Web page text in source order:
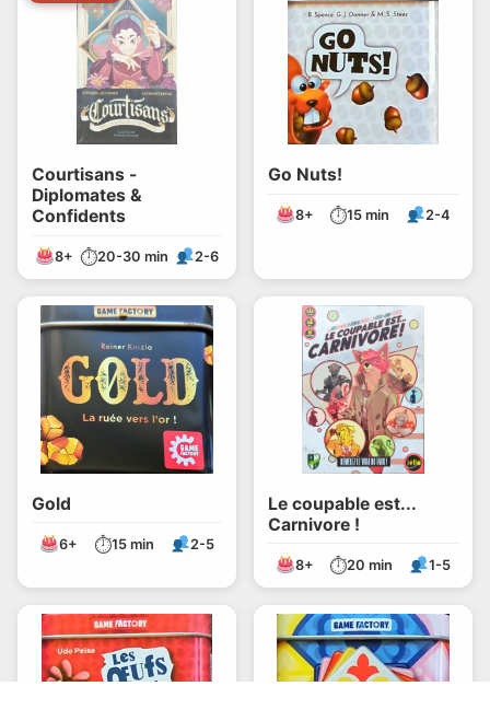
Courtisans -
Diplomates &
Confidents
8+ ⏱20-30 min 2-6
Go Nuts!
8+ ⏱15 min 2-4
Gold
6+ ⏱15 min 2-5
Le coupable est...
Carnivore !
8+ ⏱20 min 1-5